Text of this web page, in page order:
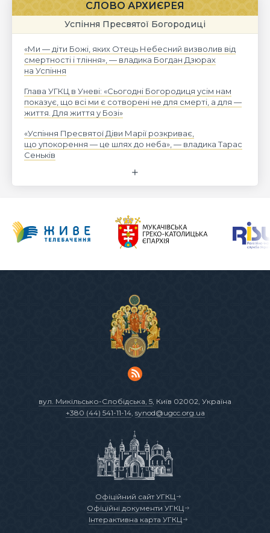
СЛОВО АРХИЄРЕЯ
Успіння Пресвятої Богородиці
«Ми — діти Божі, яких Отець Небесний визволив від
смертності і тління», — владика Богдан Дзюрах
на Успіння
Глава УГКЦ в Уневі: «Сьогодні Богородиця усім нам
показує, що всі ми є сотворені не для смерті, а для —
життя. Для життя у Бозі»
«Успіння Пресвятої Діви Марії розкриває,
що упокорення — це шлях до неба», — владика Тарас
Сеньків
вул. Микільсько-Слобідська, 5, Київ 02002, Україна
+380 (44) 541-11-14, synod@ugcc.org.ua
Офіційний сайт УГКЦ
Офіційні документи УГКЦ
Інтерактивна карта УГКЦ